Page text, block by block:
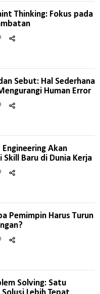
Thinking: Fokus pada
Sebut: Hal Sederhana
Human Error
Akan
Skill Baru di Dunia Kerja
Pemimpin Harus Turun
Solving: Satu